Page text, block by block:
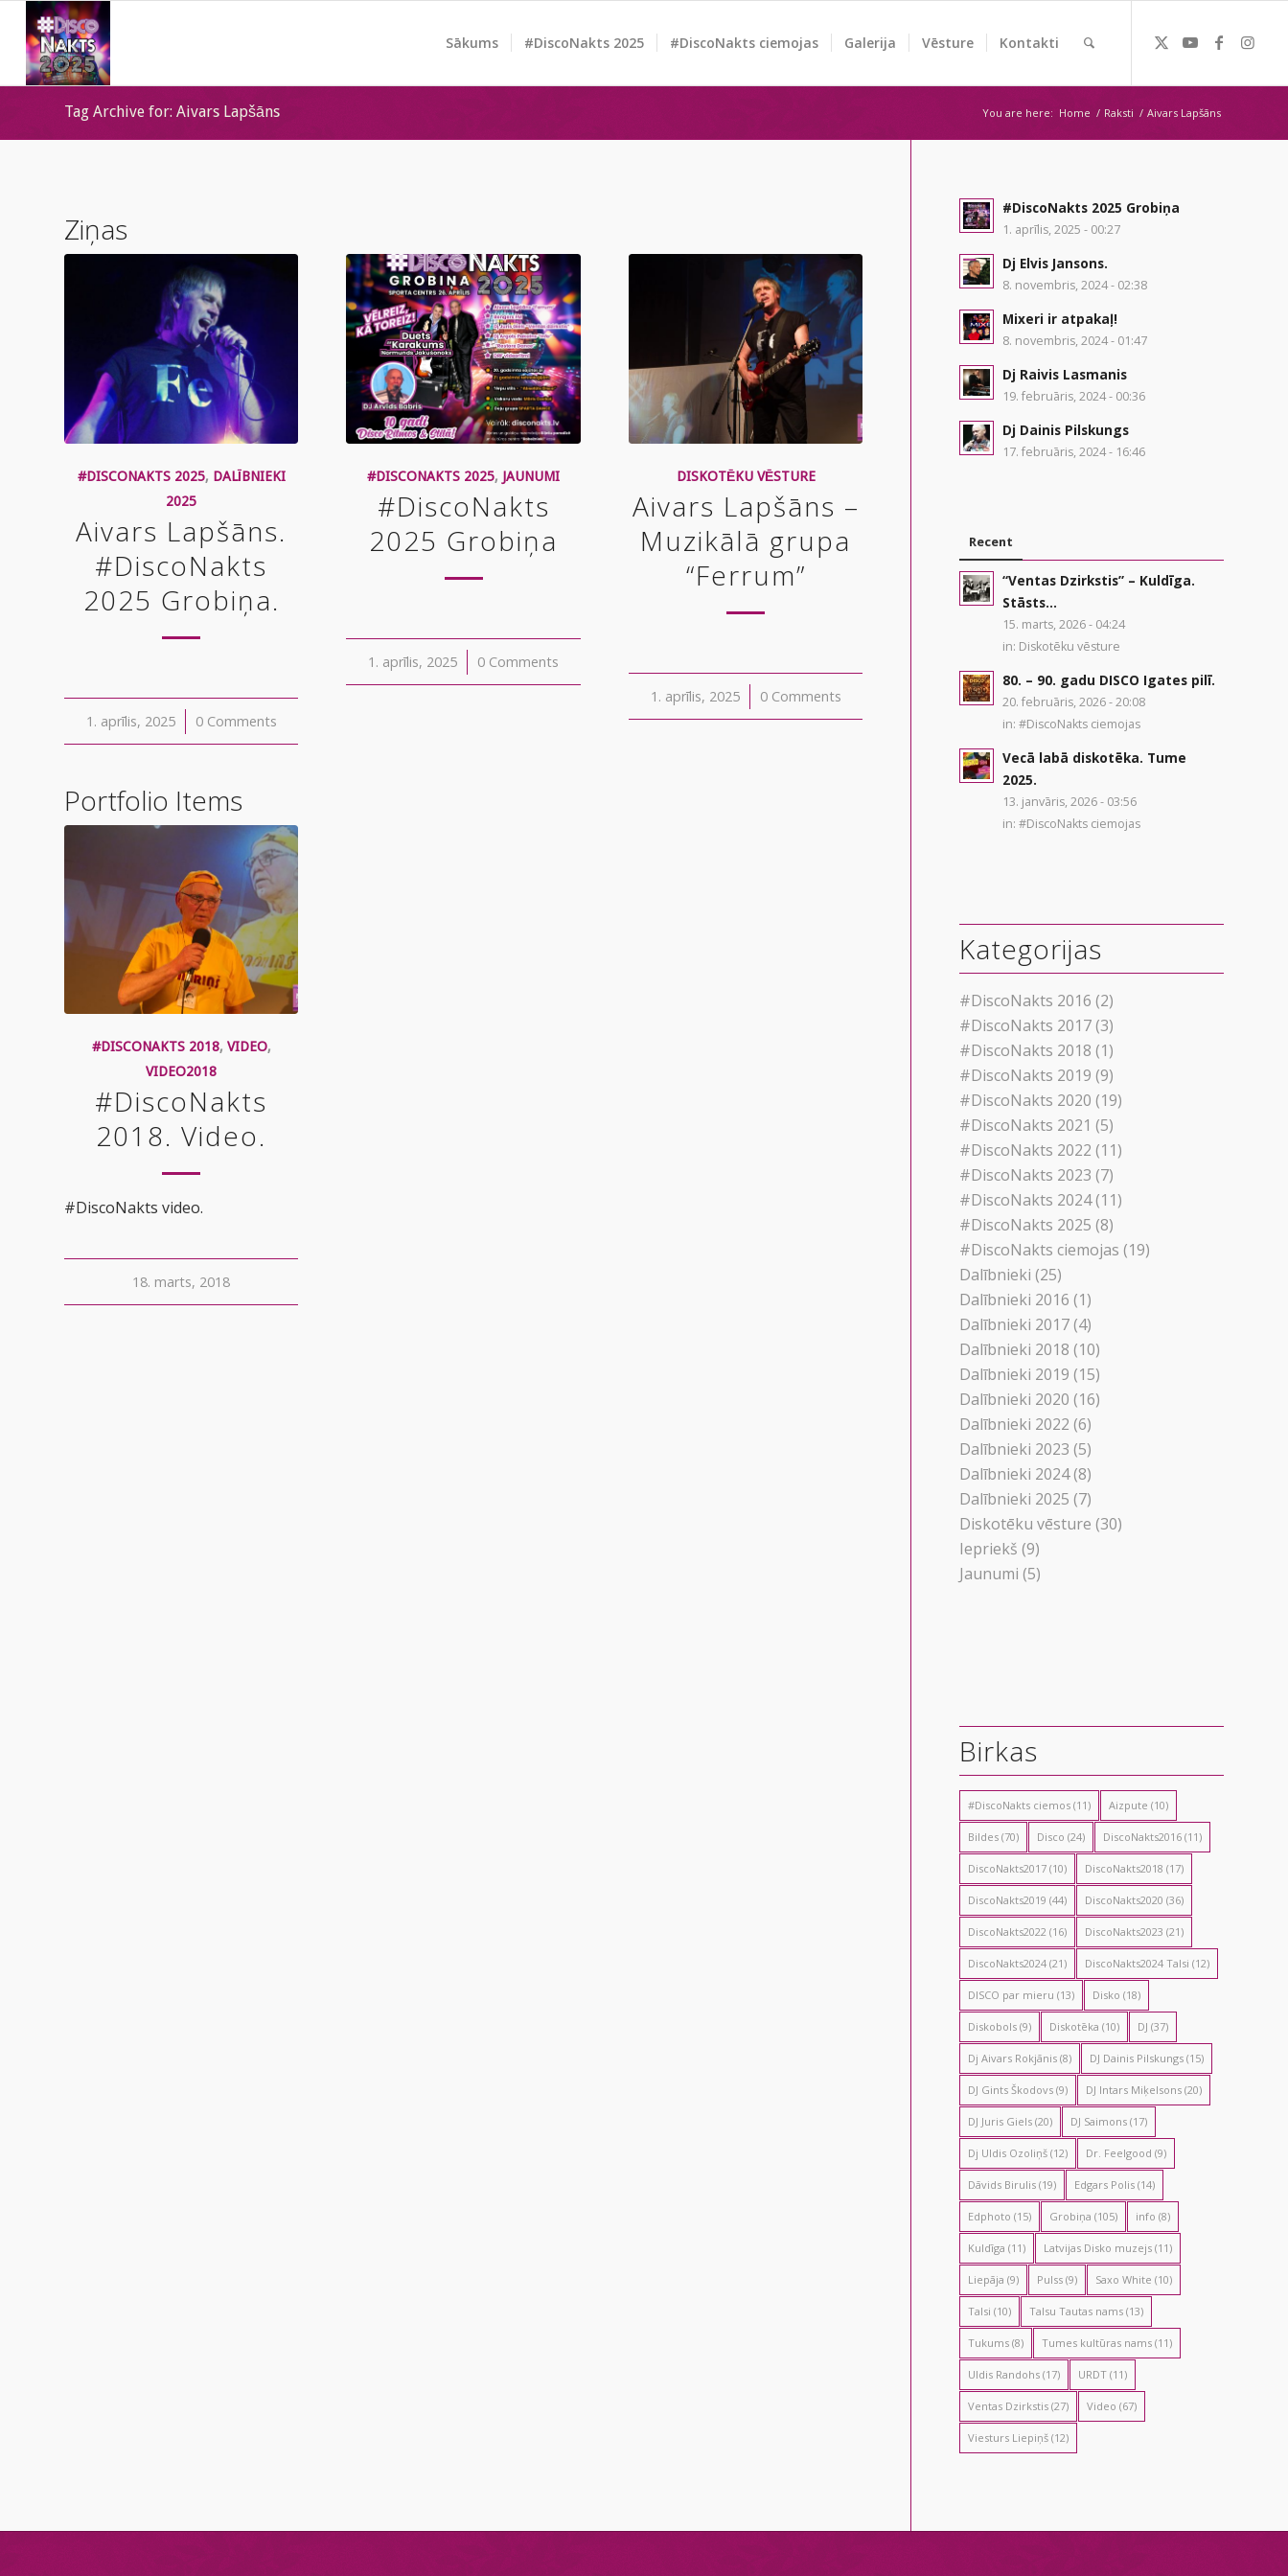
Sākums #DiscoNakts 2025 #DiscoNakts ciemojas Galerija Vēsture Kontakti
Tag Archive for: Aivars Lapšāns You are here: Home / Raksti / Aivars Lapšāns
Ziņas
#DISCONAKTS 2025, DALĪBNIEKI
2025
Aivars Lapšāns.
#DiscoNakts
2025 Grobiņa.
1. aprīlis, 2025
/ 0 Comments
#DISCONAKTS 2025, JAUNUMI
#DiscoNakts
2025 Grobiņa
1. aprīlis, 2025
/ 0 Comments
DISKOTĒKU VĒSTURE
Aivars Lapšāns –
Muzikālā grupa
“Ferrum”
1. aprīlis, 2025
/ 0 Comments
Portfolio Items
#DISCONAKTS 2018, VIDEO,
VIDEO2018
#DiscoNakts
2018. Video.
#DiscoNakts video.
18. marts, 2018
#DiscoNakts 2025 Grobiņa
1. aprīlis, 2025 - 00:27
Dj Elvis Jansons.
8. novembris, 2024 - 02:38
Mixeri ir atpakaļ!
8. novembris, 2024 - 01:47
Dj Raivis Lasmanis
19. februāris, 2024 - 00:36
Dj Dainis Pilskungs
17. februāris, 2024 - 16:46
Recent
“Ventas Dzirkstis” – Kuldīga.
Stāsts...
15. marts, 2026 - 04:24
in: Diskotēku vēsture
80. – 90. gadu DISCO Igates pilī.
20. februāris, 2026 - 20:08
in:#DiscoNakts ciemojas
Vecā labā diskotēka. Tume
2025.
13. janvāris, 2026 - 03:56
in:#DiscoNakts ciemojas
Kategorijas
#DiscoNakts 2016 (2)
#DiscoNakts 2017(3)
#DiscoNakts 2018 (1)
#DiscoNakts 2019 (9)
#DiscoNakts 2020 (19)
#DiscoNakts 2021 (5)
#DiscoNakts 2022 (11)
#DiscoNakts 2023 (7)
#DiscoNakts 2024(11)
#DiscoNakts 2025 (8)
#DiscoNakts ciemojas (19)
Dalībnieki (25)
Dalībnieki 2016 (1)
Dalībnieki 2017(4)
Dalībnieki 2018 (10)
Dalībnieki 2019 (15)
Dalībnieki 2020 (16)
Dalībnieki 2022 (6)
Dalībnieki 2023 (5)
Dalībnieki 2024(8)
Dalībnieki 2025 (7)
Diskotēku vēsture (30)
Iepriekš (9)
Jaunumi (5)
Birkas
#DiscoNakts ciemos (11) Aizpute (10)
Bildes (70) Disco (24) DiscoNakts2016 (11)
DiscoNakts2017 (10) DiscoNakts2018 (17)
DiscoNakts2019 (44) DiscoNakts2020 (36)
DiscoNakts2022 (16) DiscoNakts2023 (21)
DiscoNakts2024 (21) DiscoNakts2024 Talsi (12)
DISCO par mieru (13) Disko (18)
Diskobols (9) Diskotēka (10) DJ (37)
Dj Aivars Rokjānis (8) DJ Dainis Pilskungs (15)
DJ Gints Škodovs (9) DJ Intars Miķelsons (20)
DJ Juris Giels (20) DJ Saimons (17)
Dj Uldis Ozoliņš (12) Dr. Feelgood (9)
Dāvids Birulis (19) Edgars Polis (14)
Edphoto (15) Grobiņa (105) info (8)
Kuldīga (11) Latvijas Disko muzejs (11)
Liepāja (9) Pulss (9) Saxo White (10)
Talsi (10) Talsu Tautas nams (13)
Tukums (8) Tumes kultūras nams (11)
Uldis Randohs (17) URDT (11)
Ventas Dzirkstis (27) Video (67)
Viesturs Liepiņš (12)